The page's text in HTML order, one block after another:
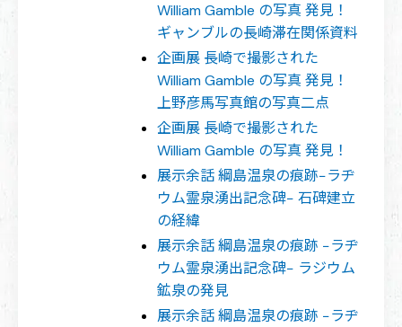
William Gamble の写真 発見！
ギャンブルの長崎滞在関係資料
企画展 長崎で撮影された
William Gamble の写真 発見！
上野彦馬写真館の写真二点
企画展 長崎で撮影された
William Gamble の写真 発見！
展示余話 綱島温泉の痕跡−ラヂ
ウム霊泉湧出記念碑− 石碑建立
の経緯
展示余話 綱島温泉の痕跡 −ラヂ
ウム霊泉湧出記念碑− ラジウム
鉱泉の発見
展示余話 綱島温泉の痕跡 −ラヂ